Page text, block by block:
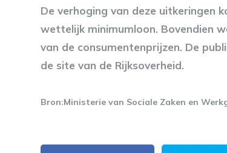
De verhoging van deze uitkeringen
wettelijk minimumloon. Bovendien
van de consumentenprijzen. De
de site van de Rijksoverheid.
Bron:Ministerie van Sociale Zaken en